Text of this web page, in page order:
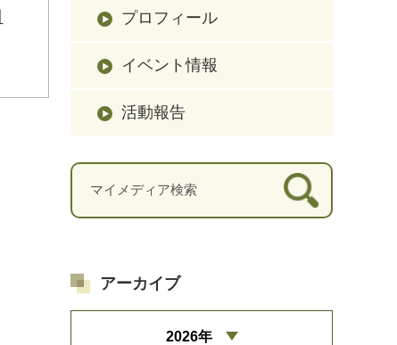
プロフィール
イベント情報
活動報告
アーカイブ
2026年